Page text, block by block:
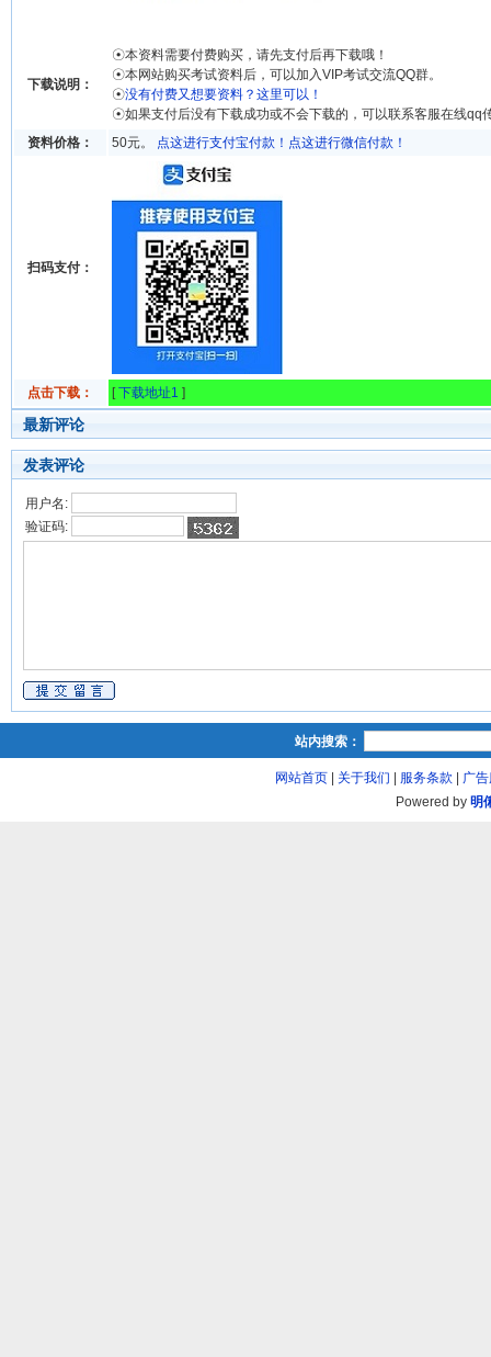
下载说明：
☉本资料需要付费购买，请先支付后再下载哦！
☉本网站购买考试资料后，可以加入VIP考试交流QQ群。
☉没有付费又想要资料？这里可以！
☉如果支付后没有下载成功或不会下载的，可以联系客服在线qq
资料价格：
50元。 点这进行支付宝付款！ 点这进行微信付款！
扫码支付：
点击下载： [下载地址1 ]
最新评论
发表评论
用户名:
验证码:
站内搜索：
网站首页| 关于我们 服务条款
广
Powered by 明